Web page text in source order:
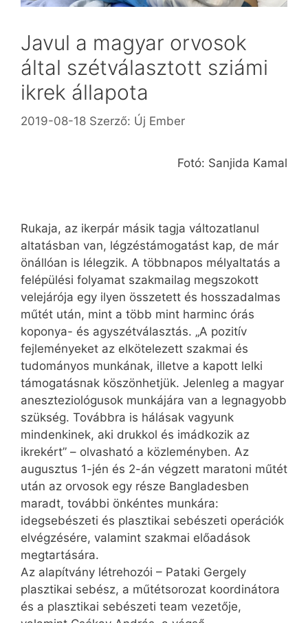
Javul a magyar orvosok
által szétválasztott sziámi
ikrek állapota
2019-08-18 Szerző: Új Ember
Fotó: Sanjida Kamal
Rukaja, az ikerpár másik tagja változatlanul
altatásban van, légzéstámogatást kap, de már
önállóan is lélegzik. A többnapos mélyaltatás a
felépülési folyamat szakmailag megszokott
velejárója egy ilyen összetett és hosszadalmas
műtét után, mint a több mint harminc órás
koponya- és agyszétválasztás. „A pozitív
fejleményeket az elkötelezett szakmai és
tudományos munkának, illetve a kapott lelki
támogatásnak köszönhetjük. Jelenleg a magyar
aneszteziológusok munkájára van a legnagyobb
szükség. Továbbra is hálásak vagyunk
mindenkinek, aki drukkol és imádkozik az
ikrekért” – olvasható a közleményben. Az
augusztus 1-jén és 2-án végzett maratoni műtét
után az orvosok egy része Bangladesben
maradt, további önkéntes munkára:
idegsebészeti és plasztikai sebészeti operációk
elvégzésére, valamint szakmai előadások
megtartására.
Az alapítvány létrehozói – Pataki Gergely
plasztikai sebész, a műtétsorozat koordinátora
és a plasztikai sebészeti team vezetője,